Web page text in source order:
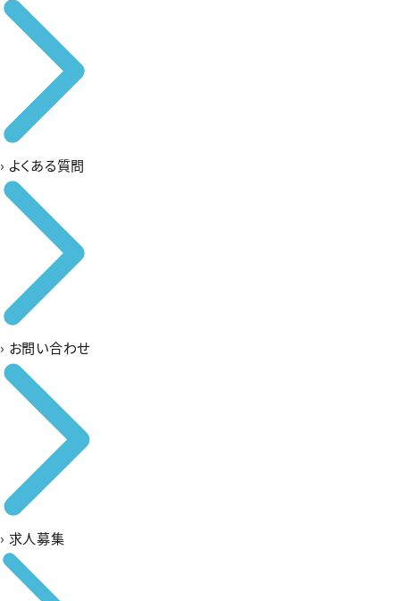
› よくある質問
› お問い合わせ
› 求人募集